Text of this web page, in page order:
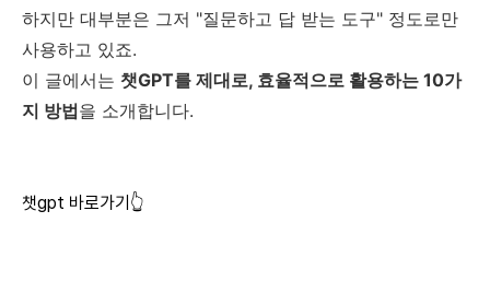
하지만 대부분은 그저 "질문하고 답 받는 도구" 정도로만
사용하고 있죠.
이 글에서는 챗GPT를 제대로, 효율적으로 활용하는 10가
지 방법을 소개합니다.
챗gpt 바로가기👆